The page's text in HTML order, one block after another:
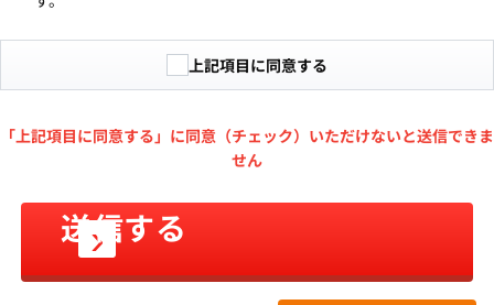
上記項目に同意する
「上記項目に同意する」に同意（チェック）いただけないと送信できま
せん